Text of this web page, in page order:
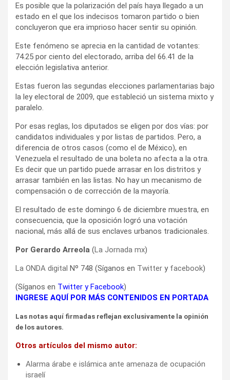
Es posible que la polarización del país haya llegado a un
estado en el que los indecisos tomaron partido o bien
concluyeron que era imprioso hacer sentir su opinión.
Este fenómeno se aprecia en la cantidad de votantes:
74.25 por ciento del electorado, arriba del 66.41 de la
elección legislativa anterior.
Estas fueron las segundas elecciones parlamentarias bajo
la ley electoral de 2009, que estableció un sistema mixto y
paralelo.
Por esas reglas, los diputados se eligen por dos vías: por
candidatos individuales y por listas de partidos. Pero, a
diferencia de otros casos (como el de México), en
Venezuela el resultado de una boleta no afecta a la otra.
Es decir que un partido puede arrasar en los distritos y
arrasar también en las listas. No hay un mecanismo de
compensación o de corrección de la mayoría.
El resultado de este domingo 6 de diciembre muestra, en
consecuencia, que la oposición logró una votación
nacional, más allá de sus enclaves urbanos tradicionales.
Por Gerardo Arreola (La Jornada mx)
La ONDA digital Nº 748 (Síganos en Twitter y facebook)
(Síganos en Twitter yFacebook)
INGRESE AQUÍ POR MÁS CONTENIDOS EN PORTADA
Las notas aquí firmadas reflejan exclusivamente la opinión
de los autores.
Otros artículos del mismo autor:
Alarma árabe e islámica ante amenaza de ocupación
israelí